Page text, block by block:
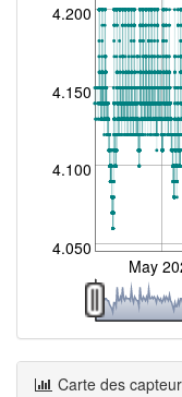
4.050
4.100
4.150
4.200
May
Carte des